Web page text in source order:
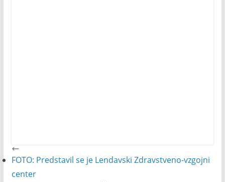
FOTO: Predstavil se je Lendavski Zdravstveno-vzgojni
center